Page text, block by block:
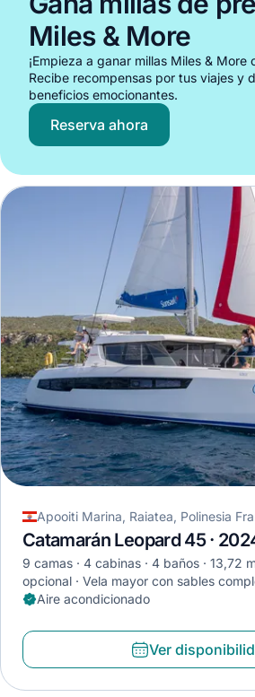
Miles & More
¡Empieza a ganar millas Miles & More
Recibe recompensas por tus viajes y
beneficios emocionantes.
Reserva ahora
Apooiti Marina, Raiatea, Polinesia
Catamarán Leopard 45 ·
9 camas 4 cabinas 4 baños 13,72
opcional
Vela mayor con sables
Aire acondicionado
Ver